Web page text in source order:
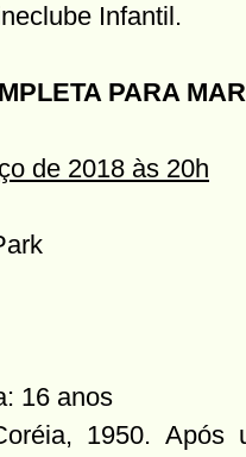
Infantil.
PARA
de 2018 às 20h
16 anos
1950. Após